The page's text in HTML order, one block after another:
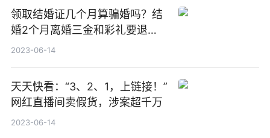
领取结婚证几个月算骗婚吗？结
婚2个月离婚三金和彩礼要退
吗？
2023-06-14
天天快看：“3、2、1，上链接！”
网红直播间卖假货，涉案超千万
2023-06-14